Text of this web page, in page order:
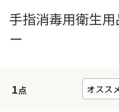
手指消毒用衛生
ー
1